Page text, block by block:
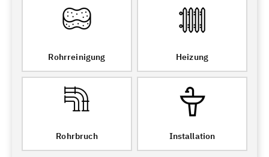
Rohrreinigung Heizung
Rohrbruch Installation